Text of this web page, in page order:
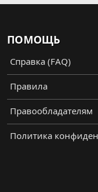
ПОМОЩЬ
Справка (FAQ)
Правила
Правообладателям
Политика